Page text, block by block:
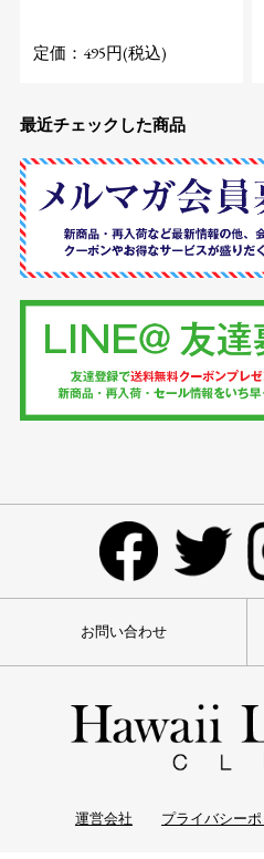
定価：495円(税込)
最近チェックした商品
お問い合わせ
運営会社 プライバシー